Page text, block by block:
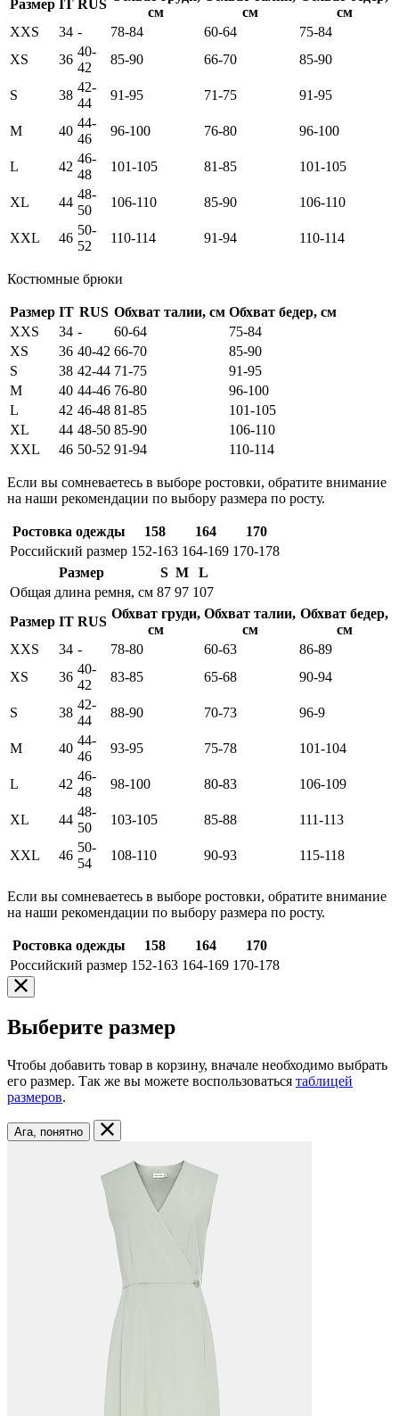
Размер IT RUS
см
см
см
XXS
34 - 78-84 60-64
75-84
XS
36
40-
42
85-90 66-70 85-90
S 38
42-
44
91-95 71-75 91-95
M 40
44-
46
96-100 76-80 96-100
L 42
46-
48
101-105 81-85 101-105
XL 44
48-
50
106-110 85-90 106-110
XXL 46
50-
52
110-114 91-94 110-114
Костюмные брюки
Размер IT RUS Обхват талии, см Обхват бедер, см
XXS
34 - 60-64
75-84
XS
36 40-42 66-70
85-90
S
38 42-44 71-75
91-95
M
40 44-46 76-80
96-100
L
42 46-48 81-85
101-105
XL
44 48-50 85-90
106-110
XXL
46 50-52 91-94 110-114
Если вы сомневаетесь в выборе ростовки, обратите внимание
на наши рекомендации по выбору размера по росту.
Ростовка одежды 158 164
170
Российский размер 152-163 164-169 170-178
Размер
S M
L
Общая длина ремня, см 87 97 107
Размер IT RUS
Обхват груди,
см
Обхват талии,
см
Обхват бедер,
см
XXS
34 - 78-80 60-63
86-89
XS
36
40-
42
83-85 65-68 90-94
S 38
42-
44
88-90 70-73 96-9
M 40
44-
46
93-95 75-78 101-104
L 42
46-
48
98-100 80-83 106-109
XL 44
48-
50
103-105 85-88 111-113
XXL 46
50-
54
108-110 90-93 115-118
Если вы сомневаетесь в выборе ростовки, обратите внимание
на наши рекомендации по выбору размера по росту.
Ростовка одежды 158 164
170
Российский размер 152-163 164-169 170-178
Выберите размер
Чтобы добавить товар в корзину, вначале необходимо выбрать
его размер. Так же вы можете воспользоваться таблицей
размеров.
Ага, понятно